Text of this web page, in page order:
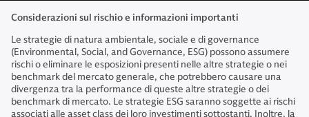
Considerazioni sul rischio e informazioni importanti
Le strategie di natura ambientale, sociale e di governance
(Environmental, Social, and Governance, ESG) possono assumere
rischi o eliminare le esposizioni presenti nelle altre strategie o nei
benchmark del mercato generale, che potrebbero causare una
divergenza tra la performance di queste altre strategie o dei
benchmark di mercato. Le strategie ESG saranno soggette ai rischi
associati alle asset class dei loro investimenti sottostanti. Inoltre, la